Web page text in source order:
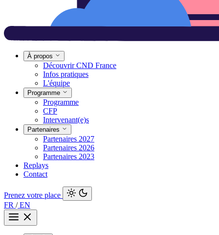
À propos
Découvrir CND France
Infos pratiques
L'équipe
Programme
Programme
CFP
Intervenant(e)s
Partenaires
Partenaires 2027
Partenaires 2026
Partenaires 2023
Replays
Contact
Prenez votre place
FR /EN